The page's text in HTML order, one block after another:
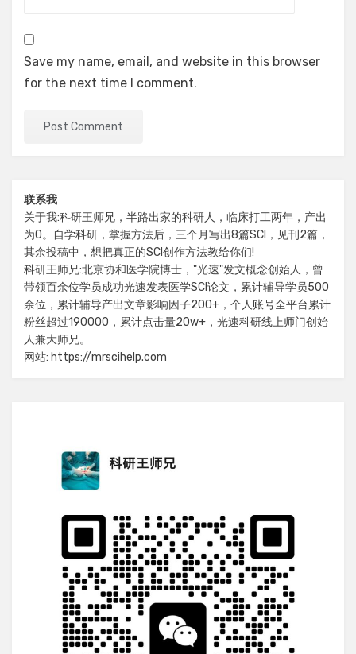
Save my name, email, and website in this browser
for the next time I comment.
联系我
关于我:科研王师兄，半路出家的科研人，临床打工两年，产出
为0。自学科研，掌握方法后，三个月写出8篇SCI，见刊2篇，
其余投稿中，想把真正的SCI创作方法教给你们!
科研王师兄:北京协和医学院博士，"光速"发文概念创始人，曾
带领百余位学员成功光速发表医学SCI论文，累计辅导学员500
余位，累计辅导产出文章影响因子200+，个人账号全平台累计
粉丝超过190000，累计点击量20w+，光速科研线上师门创始
人兼大师兄。
网站: https://mrscihelp.com